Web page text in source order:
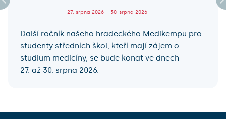
27. srpna 2026 – 30. srpna 2026
Další ročník našeho hradeckého Medikempu pro
studenty středních škol, kteří mají zájem o
studium medicíny, se bude konat ve dnech
27. až 30. srpna 2026.